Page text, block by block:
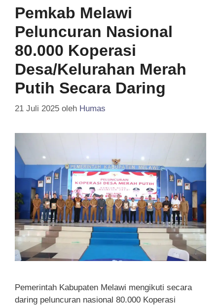
Pemkab Melawi
Peluncuran Nasional
80.000 Koperasi
Desa/Kelurahan Merah
Putih Secara Daring
21 Juli 2025 oleh Humas
Pemerintah Kabupaten Melawi mengikuti secara
daring peluncuran nasional 80.000 Koperasi